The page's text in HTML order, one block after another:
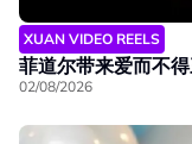
XUAN VIDEO REELS
菲道尔带来爱而不
02/08/2026